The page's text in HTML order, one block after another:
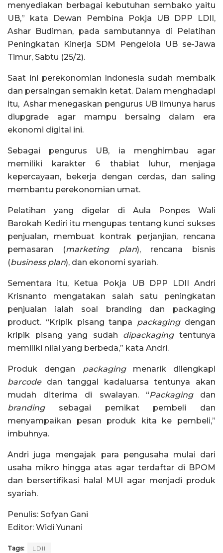
menyediakan berbagai kebutuhan sembako yaitu
UB,” kata Dewan Pembina Pokja UB DPP LDII,
Ashar Budiman, pada sambutannya di Pelatihan
Peningkatan Kinerja SDM Pengelola UB se-Jawa
Timur, Sabtu (25/2).
Saat ini perekonomian Indonesia sudah membaik
dan persaingan semakin ketat. Dalam menghadapi
itu, Ashar menegaskan pengurus UB ilmunya harus
diupgrade agar mampu bersaing dalam era
ekonomi digital ini.
Sebagai pengurus UB, ia menghimbau agar
memiliki karakter 6 thabiat luhur, menjaga
kepercayaan, bekerja dengan cerdas, dan saling
membantu perekonomian umat.
Pelatihan yang digelar di Aula Ponpes Wali
Barokah Kediri itu mengupas tentang kunci sukses
penjualan, membuat kontrak perjanjian, rencana
pemasaran (marketing plan), rencana bisnis
(business plan), dan ekonomi syariah.
Sementara itu, Ketua Pokja UB DPP LDII Andri
Krisnanto mengatakan salah satu peningkatan
penjualan ialah soal branding dan packaging
product. “Kripik pisang tanpa packagingdengan
kripik pisang yang sudah dipackagingtentunya
memiliki nilai yang berbeda,” kata Andri.
Produk dengan packagingmenarik dilengkapi
barcodedan tanggal kadaluarsa tentunya akan
mudah diterima di swalayan. “Packagingdan
brandingsebagai pemikat pembeli dan
menyampaikan pesan produk kita ke pembeli,”
imbuhnya.
Andri juga mengajak para pengusaha mulai dari
usaha mikro hingga atas agar terdaftar di BPOM
dan bersertifikasi halal MUI agar menjadi produk
syariah.
Penulis: Sofyan Gani
Editor: Widi Yunani
Tags: LDII